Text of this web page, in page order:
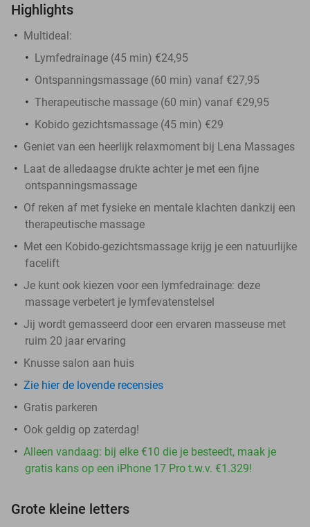
Highlights
Multideal:
Lymfedrainage (45 min) €24,95
Ontspanningsmassage (60 min) vanaf €27,95
Therapeutische massage (60 min) vanaf €29,95
Kobido gezichtsmassage (45 min) €29
Geniet van een heerlijk relaxmoment bij Lena Massages
Laat de alledaagse drukte achter je met een fijne
ontspanningsmassage
Of reken af met fysieke en mentale klachten dankzij een
therapeutische massage
Met een Kobido-gezichtsmassage krijg je een natuurlijke
facelift
Je kunt ook kiezen voor een lymfedrainage: deze
massage verbetert je lymfevatenstelsel
Jij wordt gemasseerd door een ervaren masseuse met
ruim 20 jaar ervaring
Knusse salon aan huis
Zie hier de lovende recensies
Gratis parkeren
Ook geldig op zaterdag!
Alleen vandaag: bij elke €10 die je besteedt, maak je
gratis kans op een iPhone 17 Pro t.w.v. €1.329!
Grote kleine letters